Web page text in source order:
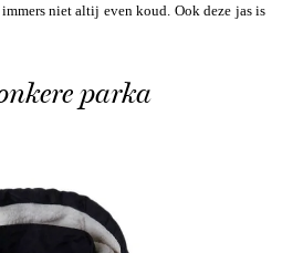
niet altij even koud. Ook deze jas is
parka